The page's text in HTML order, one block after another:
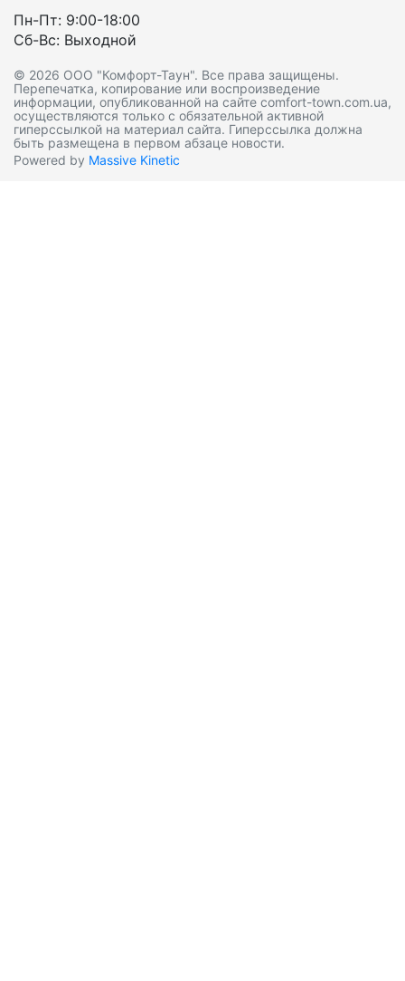
Пн-Пт: 9:00-18:00
Сб-Вс: Выходной
© 2026 ООО "Комфорт-Таун". Все права защищены.
Перепечатка, копирование или воспроизведение
информации, опубликованной на сайте comfort-town.com.ua,
осуществляются только с обязательной активной
гиперссылкой на материал сайта. Гиперссылка должна
быть размещена в первом абзаце новости.
Powered by Massive Kinetic